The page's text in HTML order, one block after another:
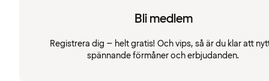
Bli medlem
Registrera dig – helt gratis! Och vips, så är du klar att
spännande förmåner och erbjudanden.